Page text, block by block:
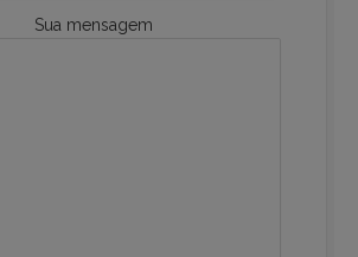
Sua mensagem